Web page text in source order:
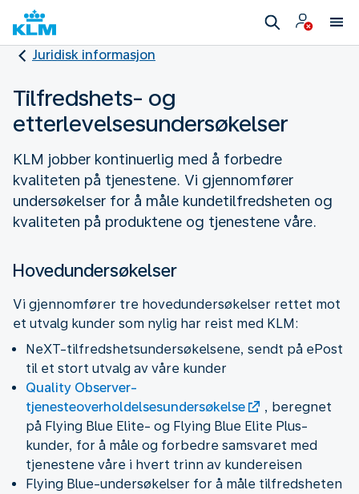
Juridisk informasjon
Tilfredshets- og
etterlevelsesundersøkelser
KLM jobber kontinuerlig med å forbedre
kvaliteten på tjenestene. Vi gjennomfører
undersøkelser for å måle kundetilfredsheten og
kvaliteten på produktene og tjenestene våre.
Hovedundersøkelser
Vi gjennomfører tre hovedundersøkelser rettet mot
et utvalg kunder som nylig har reist med KLM:
NeXT-tilfredshetsundersøkelsene, sendt på ePost
til et stort utvalg av våre kunder
Quality Observer-
tjenesteoverholdelsesundersøkelse
, beregnet
på Flying Blue Elite- og Flying Blue Elite Plus-
kunder, for å måle og forbedre samsvaret med
tjenestene våre i hvert trinn av kundereisen
Flying Blue-undersøkelser for å måle tilfredsheten